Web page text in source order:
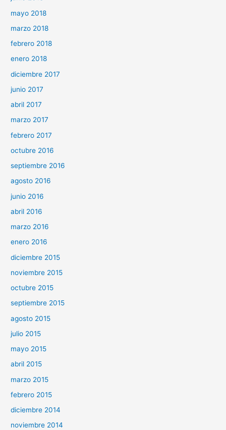
mayo 2018
marzo 2018
febrero 2018
enero 2018
diciembre 2017
junio 2017
abril 2017
marzo 2017
febrero 2017
octubre 2016
septiembre 2016
agosto 2016
junio 2016
abril 2016
marzo 2016
enero 2016
diciembre 2015
noviembre 2015
octubre 2015
septiembre 2015
agosto 2015
julio 2015
mayo 2015
abril 2015
marzo 2015
febrero 2015
diciembre 2014
noviembre 2014